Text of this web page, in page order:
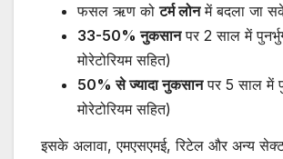
फसल ऋण कोटर्म लोनमें बदला जा
33-50% नुकसानपर 2 साल में
मोरेटोरियम सहित)
50% से ज्यादा नुकसानपर 5 साल में
मोरेटोरियम सहित)
इसके अलावा, एमएसएमई, रिटेल और अन्य